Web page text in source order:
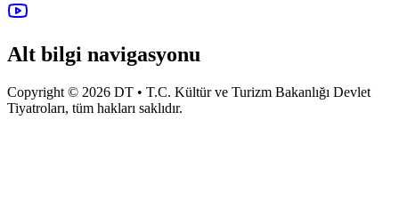
Alt bilgi navigasyonu
Copyright © 2026 DT • T.C. Kültür ve Turizm Bakanlığı Devlet
Tiyatroları, tüm hakları saklıdır.